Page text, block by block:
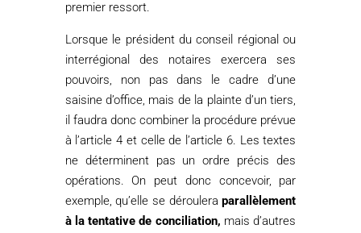
premier ressort.
Lorsque le président du conseil régional ou
interrégional des notaires exercera ses
pouvoirs, non pas dans le cadre d’une
saisine d’office, mais de la plainte d’un tiers,
il faudra donc combiner la procédure prévue
à l’article 4 et celle de l’article 6. Les textes
ne déterminent pas un ordre précis des
opérations. On peut donc concevoir, par
exemple, qu’elle se dérouleraparallèlement
à la tentative de conciliation, mais d’autres